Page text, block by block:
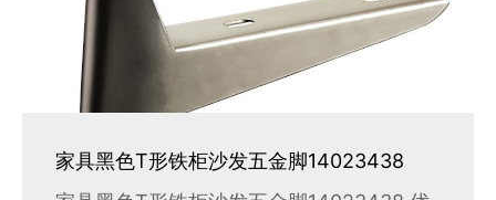
家具黑色T形铁柜沙发五金脚14023438